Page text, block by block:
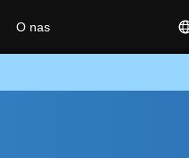
O nas